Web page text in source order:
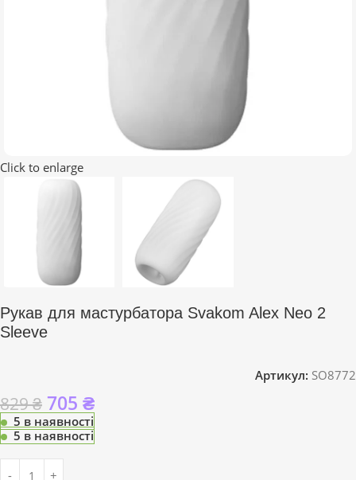
Click to enlarge
Рукав для мастурбатора Svakom Alex Neo 2
Sleeve
Артикул: SO8772
829₴ 705 ₴
5 в наявності
5 в наявності